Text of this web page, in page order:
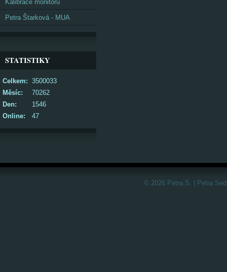
Kalibrace monitorů
Petra Štarková - MUA
STATISTIKY
Online: 47
Celkem: 3500033
Měsíc:
70262
Den:
1546
© 2026 Petra S. | Petra